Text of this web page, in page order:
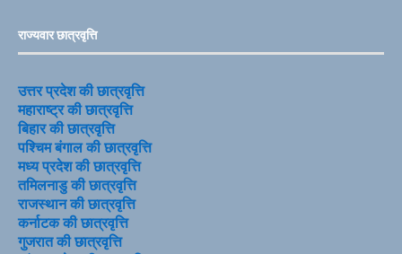
राज्यवार छात्रवृत्ति
उत्तर प्रदेश की छात्रवृत्ति
महाराष्ट्र की छात्रवृत्ति
बिहार की छात्रवृत्ति
पश्चिम बंगाल की छात्रवृत्ति
मध्य प्रदेश की छात्रवृत्ति
तमिलनाडु की छात्रवृत्ति
राजस्थान की छात्रवृत्ति
कर्नाटक की छात्रवृत्ति
गुजरात की छात्रवृत्ति